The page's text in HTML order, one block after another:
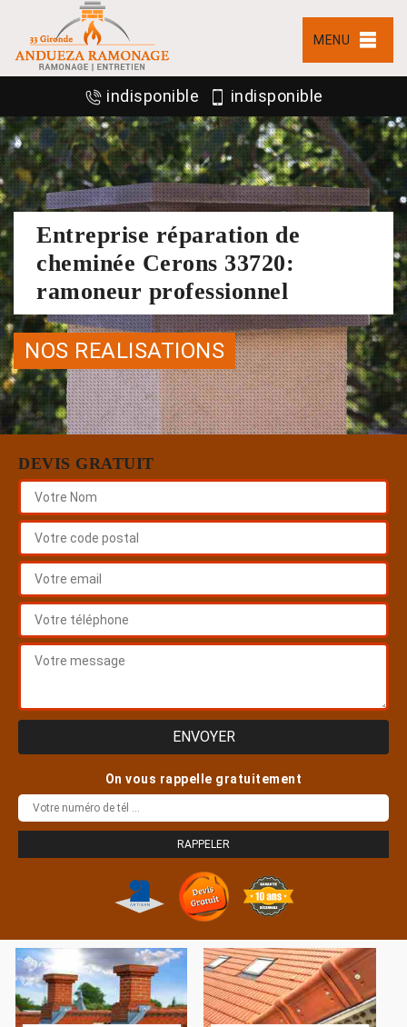
MENU
indisponible indisponible
Entreprise réparation de
cheminée Cerons 33720:
ramoneur professionnel
NOS REALISATIONS
DEVIS GRATUIT
On vous rappelle gratuitement